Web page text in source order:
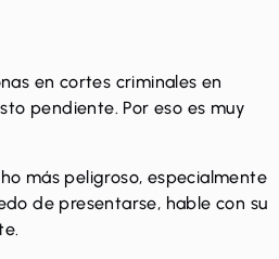
en cortes criminales en
pendiente. Por eso es muy
más peligroso, especialmente
de presentarse, hable con su